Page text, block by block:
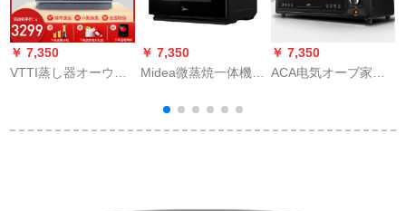
￥ 7,350
VTTI蒸し器オーウェ
上蒸し一体機28 GB
￥ 7,350
Midea微蒸焼一体機蒸
ジ消毒34 L家庭用半
商用黒
￥ 7,350
ACA电気オーブ家庭
オー-M 32 ECブラク